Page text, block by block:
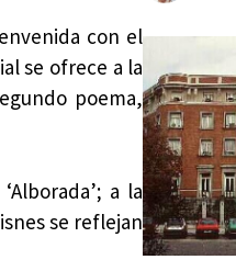
con el
se ofrece a la
poema,
a la
se reflejan